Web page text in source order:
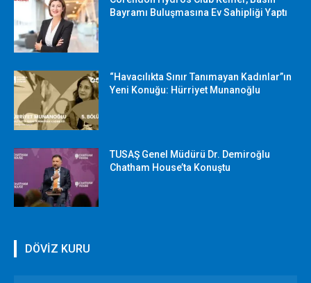
Bayramı Buluşmasına Ev Sahipliği Yaptı
“Havacılıkta Sınır Tanımayan Kadınlar”ın
Yeni Konuğu: Hürriyet Munanoğlu
TUSAŞ Genel Müdürü Dr. Demiroğlu
Chatham House’ta Konuştu
DÖVİZ KURU